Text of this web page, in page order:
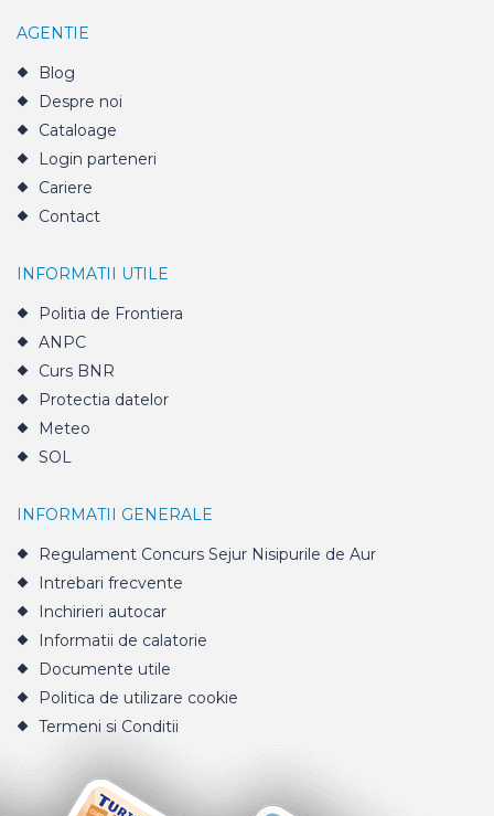
AGENTIE
Blog
Despre noi
Cataloage
Login parteneri
Cariere
Contact
INFORMATII UTILE
Politia de Frontiera
ANPC
Curs BNR
Protectia datelor
Meteo
SOL
INFORMATII GENERALE
Regulament Concurs Sejur Nisipurile de Aur
Intrebari frecvente
Inchirieri autocar
Informatii de calatorie
Documente utile
Politica de utilizare cookie
Termeni si Conditii